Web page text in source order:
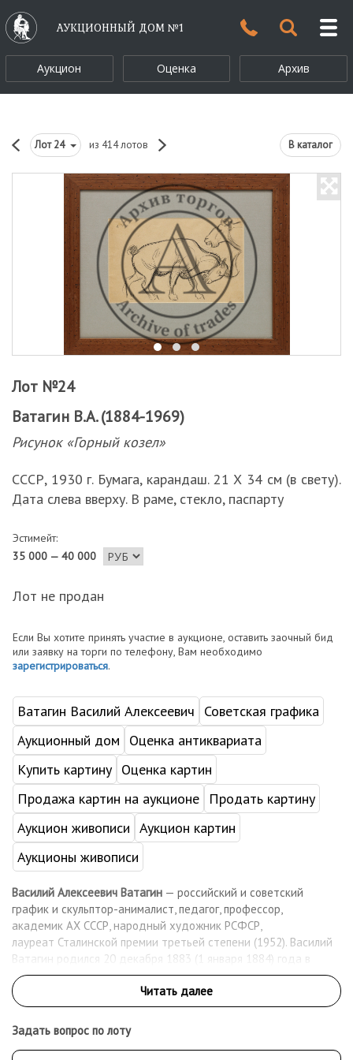
АУКЦИОННЫЙ ДОМ №1
Аукцион Оценка Архив
Лот24 из 414 лотов В каталог
Лот №24
Ватагин В.А. (1884-1969)
Рисунок «Горный козел»
СССР, 1930 г. Бумага, карандаш. 21 Х 34 см (в свету).
Дата слева вверху. В раме, стекло, паспарту
Эстимейт:
35 000 — 40 000
Лот не продан
Если Вы хотите принять участие в аукционе, оставить заочный бид
или заявку на торги по телефону, Вам необходимо
зарегистрироваться.
Ватагин Василий Алексеевич
Советская графика
Аукционный дом
Оценка антиквариата
Купить картину Оценка картин
Продажа картин на аукционе
Продать картину
Аукцион живописи Аукцион картин
Аукционы живописи
Василий Алексеевич Ватагин — российский и советский
график и скульптор-анималист, педагог, профессор,
академик АХ СССР, народный художник РСФСР,
лауреат Сталинской премии третьей степени (1952). Василий
Ватагин родился 20 декабря 1883 (1 января 1884) года в
Москве, в семье преподавателя гимназии. Художественное
образование начал получать в студии Н. А. Мартынова, затем,
уже учась на втором курсе естественного
факультета Московского университета, занимался два года в
художественной школе К. Ф. Юона. Ещё студентом начал
Задать вопрос по лоту